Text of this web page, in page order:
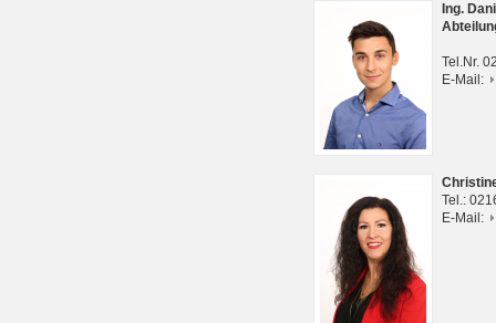
Ing.
Tel.Nr.
E-Mail:
Tel.:
E-Mail: